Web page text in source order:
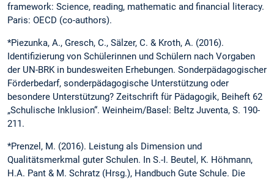
framework: Science, reading, mathematic and financial literacy.
Paris: OECD (co-authors).
*Piezunka, A., Gresch, C., Sälzer, C. & Kroth, A. (2016).
Identifizierung von Schülerinnen und Schülern nach Vorgaben
der UN-BRK in bundesweiten Erhebungen. Sonderpädagogischer
Förderbedarf, sonderpädagogische Unterstützung oder
besondere Unterstützung? Zeitschrift für Pädagogik, Beiheft 62
„Schulische Inklusion“. Weinheim/Basel: Beltz Juventa, S. 190-
211.
*Prenzel, M. (2016). Leistung als Dimension und
Qualitätsmerkmal guter Schulen. In S.-I. Beutel, K. Höhmann,
H.A. Pant & M. Schratz (Hrsg.), Handbuch Gute Schule. Die